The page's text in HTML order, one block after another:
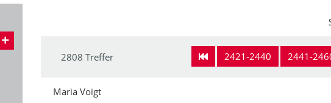
2421-2440 2441-
2808 Treffer
Maria Voigt